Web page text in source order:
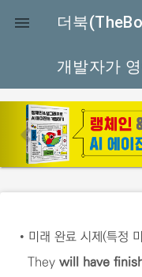
 더북
개발자가
p
r
e
u
s
• 미래 완료 시제(특정
They will have